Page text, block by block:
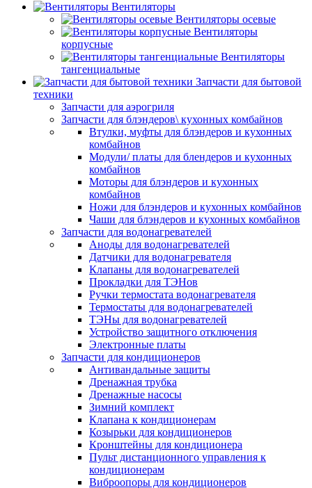
Вентиляторы
Вентиляторы осевые
Вентиляторы
корпусные
Вентиляторы
тангенциальные
Запчасти для бытовой
техники
Запчасти для аэрогриля
Запчасти для блэндеров\ кухонных комбайнов
Втулки, муфты для блэндеров и кухонных
комбайнов
Модули/ платы для блендеров и кухонных
комбайнов
Моторы для блэндеров и кухонных
комбайнов
Ножи для блэндеров и кухонных комбайнов
Чаши для блэндеров и кухонных комбайнов
Запчасти для водонагревателей
Аноды для водонагревателей
Датчики для водонагревателя
Клапаны для водонагревателей
Прокладки для ТЭНов
Ручки термостата водонагревателя
Термостаты для водонагревателей
ТЭНы для водонагревателей
Устройство защитного отключения
Электронные платы
Запчасти для кондиционеров
Антивандальные защиты
Дренажная трубка
Дренажные насосы
Зимний комплект
Клапана к кондиционерам
Козырьки для кондиционеров
Кронштейны для кондиционера
Пульт дистанционного управления к
кондиционерам
Виброопоры для кондиционеров